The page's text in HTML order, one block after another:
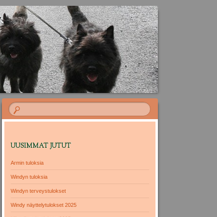
UUSIMMAT JUTUT
Armin tuloksia
Windyn tuloksia
Windyn terveystulokset
Windy näyttelytulokset 2025